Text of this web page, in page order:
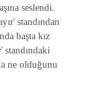
seslendi.
standından
başta kız
standındaki
ne olduğunu